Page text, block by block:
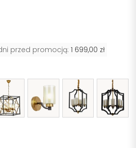
przed promocją: 1 699,00 zł